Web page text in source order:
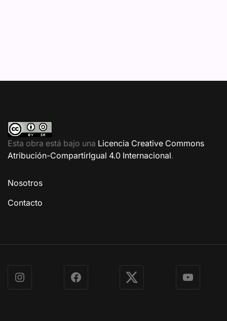
Esta obra está bajo una Licencia Creative Commons
Atribución-CompartirIgual 4.0 Internacional.
Nosotros
Contacto
Instagram Facebook X YouTube